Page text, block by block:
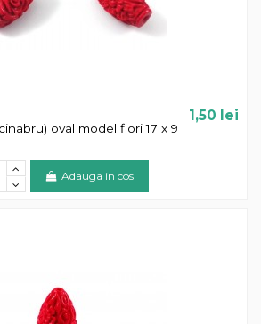
oval model flori 17 x 9
1,50 lei
Adauga in cos